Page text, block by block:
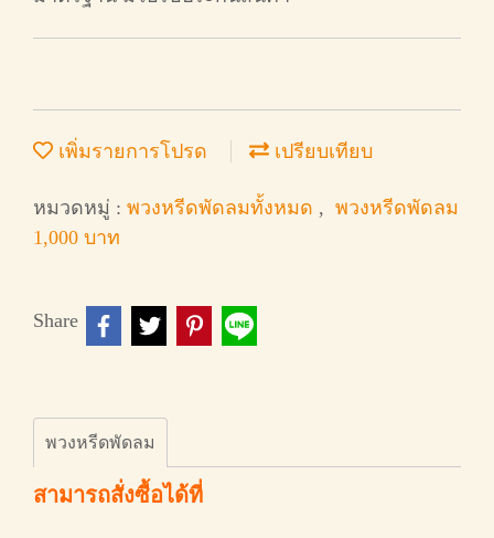
เพิ่มรายการโปรด เปรียบเทียบ
หมวดหมู่ : พวงหรีดพัดลมทั้งหมด , พวงหรีดพัดลม
1,000 บาท
Share
พวงหรีดพัดลม
สามารถสั่งซื้อได้ที่